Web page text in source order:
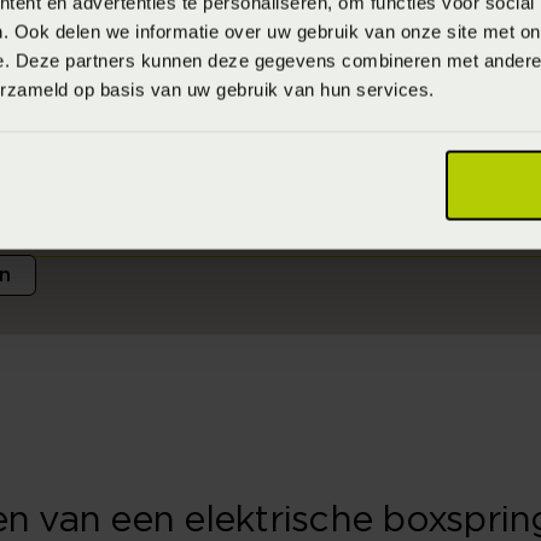
Ook delen we informatie over uw gebruik van onze site met
Deze partners kunnen deze gegevens combineren met
op basis van uw gebruik van hun services.
droombed
bed dat niet alleen super comfortabel is,
van een elektrische